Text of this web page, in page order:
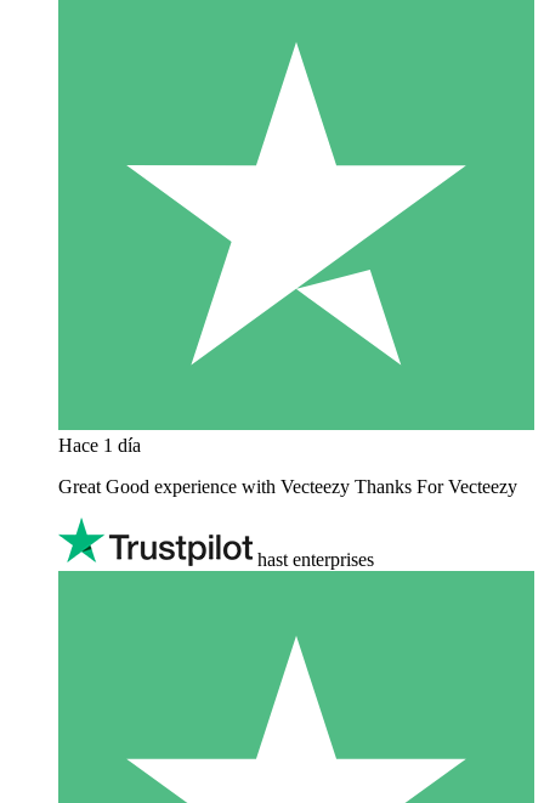
Hace 1 día
Great Good experience with Vecteezy Thanks For Vecteezy
hast enterprises